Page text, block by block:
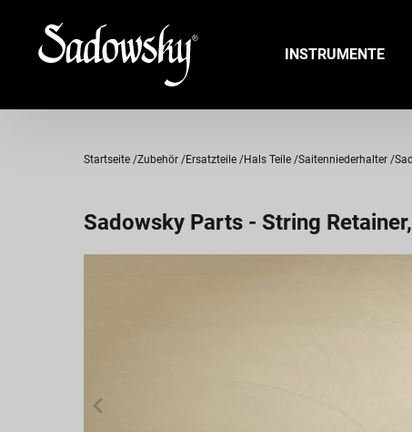
INSTRUMENTE
Startseite Zubehör Ersatzteile Hals Teile Saitenniederhalter
Sadowsky Parts - String